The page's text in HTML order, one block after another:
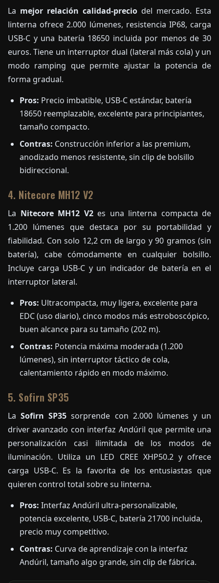
La mejor relación calidad-precio del mercado. Esta
linterna ofrece 2.000 lúmenes, resistencia IP68, carga
USB-C y una batería 18650 incluida por menos de 30
euros. Tiene un interruptor dual (lateral más cola) y un
modo ramping que permite ajustar la potencia de
forma gradual.
Pros: Precio imbatible, USB-C estándar, batería
18650 reemplazable, excelente para principiantes,
tamaño compacto.
Contras: Construcción inferior a las premium,
anodizado menos resistente, sin clip de bolsillo
bidireccional.
4. Nitecore MH12 V2
La Nitecore MH12 V2es una linterna compacta de
1.200 lúmenes que destaca por su portabilidad y
fiabilidad. Con solo 12,2 cm de largo y 90 gramos (sin
batería), cabe cómodamente en cualquier bolsillo.
Incluye carga USB-C y un indicador de batería en el
interruptor lateral.
Pros: Ultracompacta, muy ligera, excelente para
EDC (uso diario), cinco modos más estroboscópico,
buen alcance para su tamaño (202 m).
Contras: Potencia máxima moderada (1.200
lúmenes), sin interruptor táctico de cola,
calentamiento rápido en modo máximo.
5. Sofirn SP35
LaSofirn SP35 sorprende con 2.000 lúmenes y un
driver avanzado con interfaz Andúril que permite una
personalización casi ilimitada de los modos de
iluminación. Utiliza un LED CREE XHP50.2 y ofrece
carga USB-C. Es la favorita de los entusiastas que
quieren control total sobre su linterna.
Pros: Interfaz Andúril ultra-personalizable,
potencia excelente, USB-C, batería 21700 incluida,
precio muy competitivo.
Contras: Curva de aprendizaje con la interfaz
Andúril, tamaño algo grande, sin clip de fábrica.